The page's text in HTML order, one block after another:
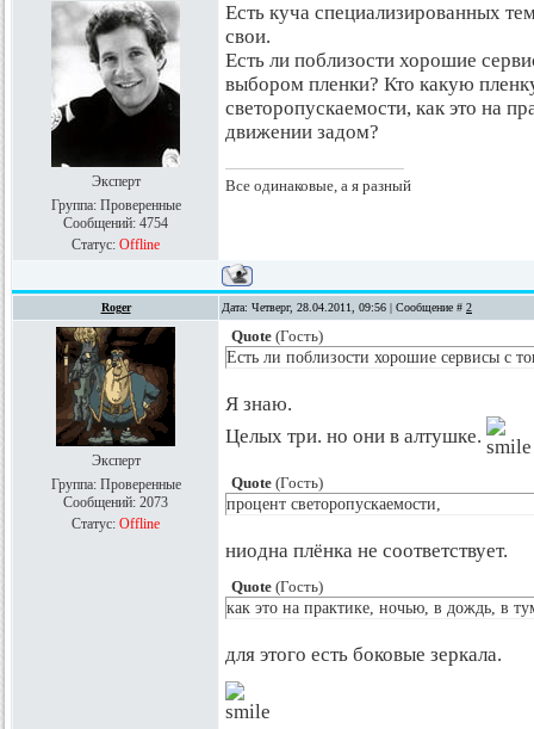
Эксперт
Группа: Проверенные
Сообщений: 4754
Статус: Offline
Есть куча специализированных
свои.
Есть ли поблизости хорошие
выбором пленки? Кто какую
светоропускаемости, как это на
движении задом?
Все одинаковые, а я разный
Roger Дата: Четверг, 28.04.2011, 09:56 | Сообщение # 2
Эксперт
Группа: Проверенные
Сообщений: 2073
Статус: Offline
Quote (Гость)
Есть ли поблизости хорошие сервисы с
Я знаю.
Целых три. но они в алтушке.
Quote (Гость)
процент светоропускаемости,
ниодна плёнка не соответствует.
Quote (Гость)
как это на практике, ночью, в дождь, в
для этого есть боковые зеркала.